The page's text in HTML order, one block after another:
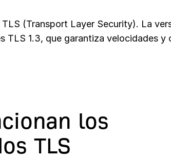
(Transport Layer Security). La
TLS 1.3, que garantiza velocidades y
los
TLS